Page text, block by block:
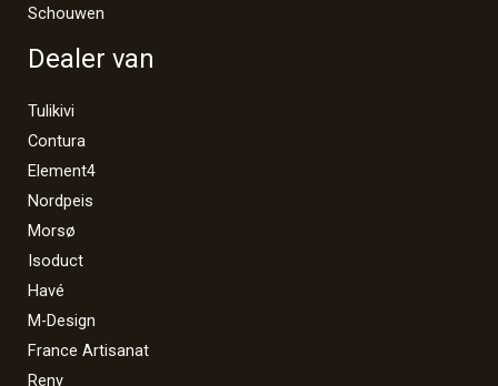
Schouwen
Dealer van
Tulikivi
Contura
Element4
Nordpeis
Morsø
Isoduct
Havé
M-Design
France Artisanat
Reny